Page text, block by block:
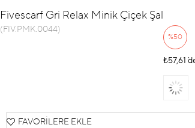
Fivescarf Gri Relax Minik Çiçek Şal
(FIV.PMK.0044)
%50
İndirim
₺57,61
FAVORILERE EKLE